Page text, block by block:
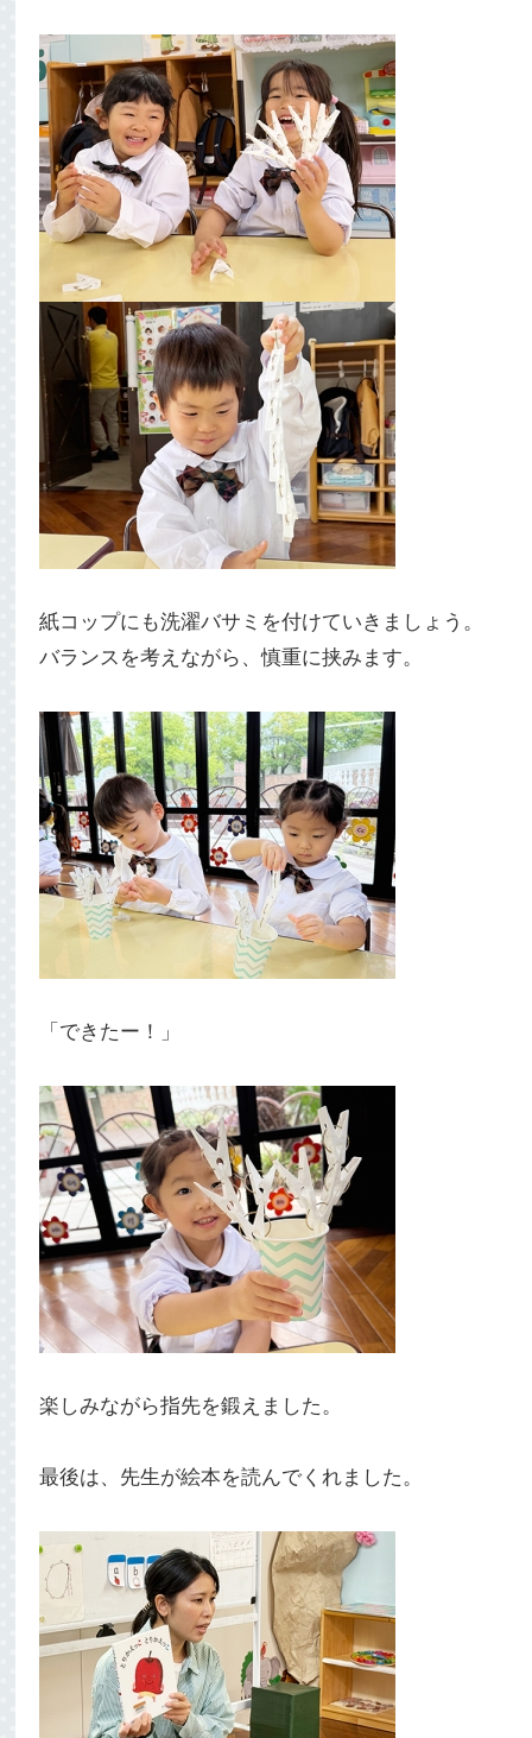
紙コップにも洗濯バサミを付けていきましょう。
バランスを考えながら、慎重に挟みます。
「できたー！」
楽しみながら指先を鍛えました。
最後は、先生が絵本を読んでくれました。